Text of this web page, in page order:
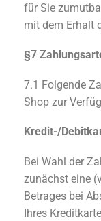
für Sie
mit dem Erhalt
§7
7.1 Folgende
Shop zur
Kredit-/
Bei Wahl der
zunächst eine
Betrages bei
Ihres